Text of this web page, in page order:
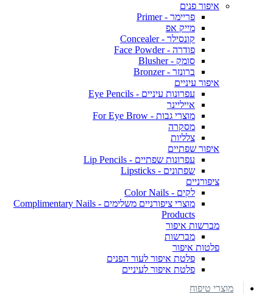
איפור פנים
פריימר - Primer
מייק אפ
קונסילר - Concealer
פודרה - Face Powder
סומק - Blusher
ברונזר - Bronzer
איפור עיניים
עפרונות עיניים - Eye Pencils
אייליינר
מוצרי גבות - For Eye Brow
מסקרה
צלליות
איפור שפתיים
עפרונות שפתיים - Lip Pencils
שפתונים - Lipsticks
ציפורניים
לקים - Color Nails
מוצרי ציפורניים משלימים - Complimentary Nails
Products
מברשות איפור
מברשות
פלטות איפור
פלטת איפור לעור הפנים
פלטת איפור לעיניים
מוצרי טיפוח